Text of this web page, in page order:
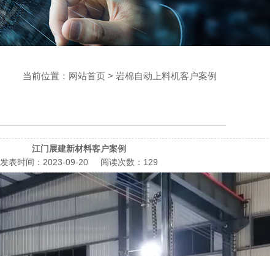
当前位置： 网站首页 > 岩棉自动上料机客户案例
江门展建新材料客户案例
发表时间： 2023-09-20 阅读次数： 129